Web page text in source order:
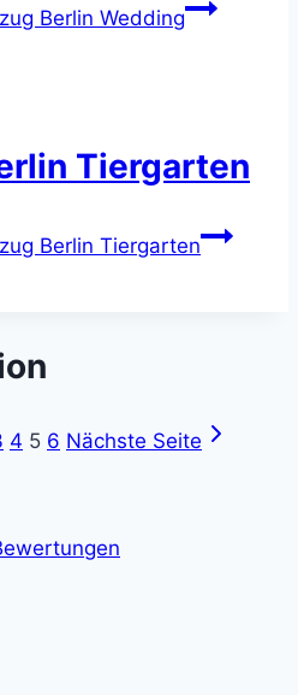
Berlin Wedding
Tiergarten
Berlin Tiergarten
4 5 6 Nächste Seite